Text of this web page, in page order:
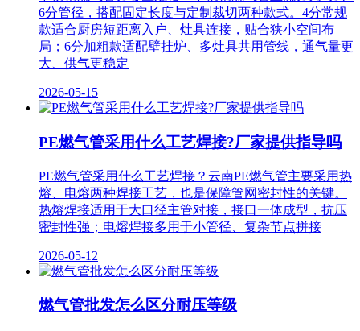
6分管径，搭配固定长度与定制裁切两种款式。4分常规
款适合厨房短距离入户、灶具连接，贴合狭小空间布
局；6分加粗款适配壁挂炉、多灶具共用管线，通气量更
大、供气更稳定
2026-05-15
PE燃气管采用什么工艺焊接?厂家提供指导吗
PE燃气管采用什么工艺焊接？云南PE燃气管主要采用热
熔、电熔两种焊接工艺，也是保障管网密封性的关键。
热熔焊接适用于大口径主管对接，接口一体成型，抗压
密封性强；电熔焊接多用于小管径、复杂节点拼接
2026-05-12
燃气管批发怎么区分耐压等级